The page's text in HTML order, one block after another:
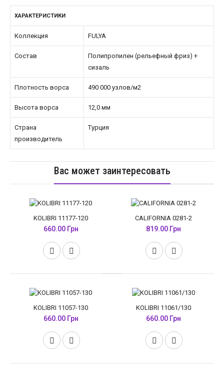
ХАРАКТЕРИСТИКИ
Коллекция FULYA
Состав
Полипропилен (рельефный фриз) +
сизаль
Плотность ворса 490 000 узлов/м2
Высота ворса 12,0 мм
Страна
производитель
Турция
Вас может заинтересовать
KOLIBRI 11177-120
660.00 Грн
CALIFORNIA 0281-2
819.00 Грн
KOLIBRI 11057-130
660.00 Грн
KOLIBRI 11061/130
660.00 Грн